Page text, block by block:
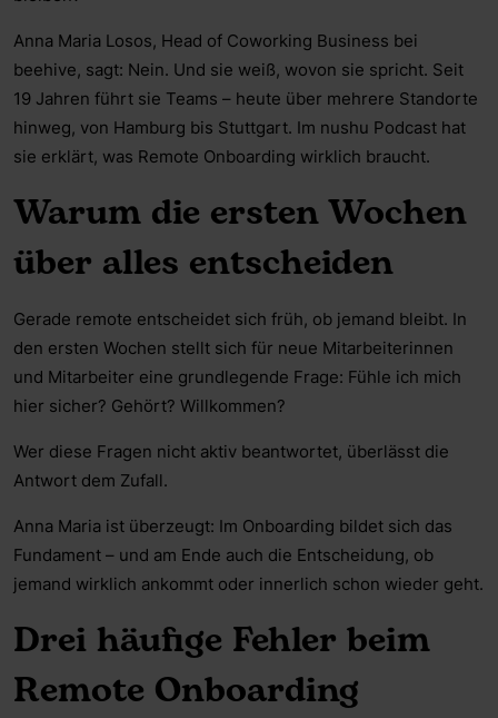
Anna Maria Losos, Head of Coworking Business bei
beehive, sagt: Nein. Und sie weiß, wovon sie spricht. Seit
19 Jahren führt sie Teams – heute über mehrere Standorte
hinweg, von Hamburg bis Stuttgart. Im nushu Podcast hat
sie erklärt, was Remote Onboarding wirklich braucht.
Warum die ersten Wochen
über alles entscheiden
Gerade remote entscheidet sich früh, ob jemand bleibt. In
den ersten Wochen stellt sich für neue Mitarbeiterinnen
und Mitarbeiter eine grundlegende Frage: Fühle ich mich
hier sicher? Gehört? Willkommen?
Wer diese Fragen nicht aktiv beantwortet, überlässt die
Antwort dem Zufall.
Anna Maria ist überzeugt: Im Onboarding bildet sich das
Fundament – und am Ende auch die Entscheidung, ob
jemand wirklich ankommt oder innerlich schon wieder geht.
Drei häufige Fehler beim
Remote Onboarding